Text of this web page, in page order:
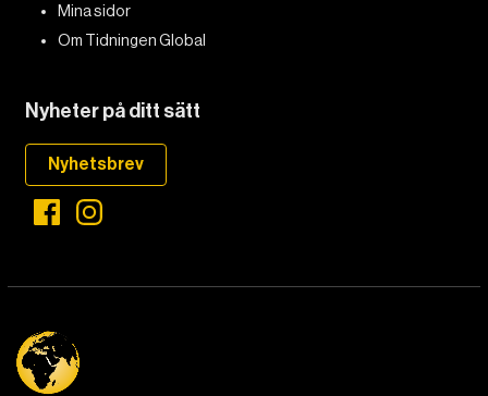
Mina sidor
Om Tidningen Global
Nyheter på ditt sätt
Nyhetsbrev